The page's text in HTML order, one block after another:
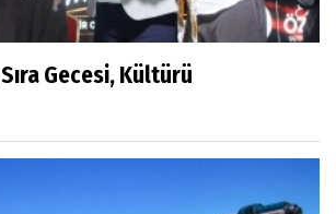
Sıra Gecesi, Kültürü